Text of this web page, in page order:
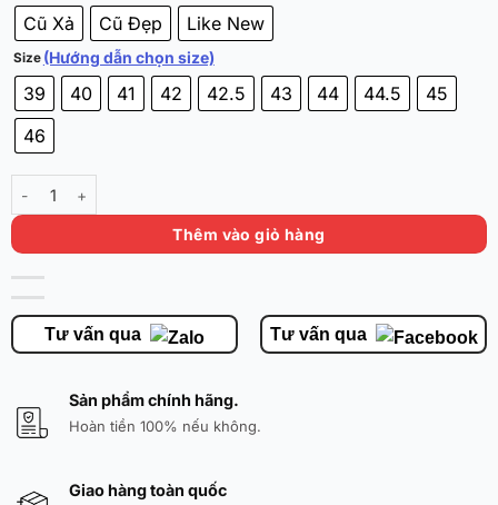
Cũ Xả Cũ Đẹp Like New
Size (Hướng dẫn chọn size)
39 40 41 42 42.5 43 44 44.5
45
46
Serious Player Only Ranger 'HQU' - Đã Qua Sử Dụng - Chính Hãng số
Thêm vào giỏ hàng
Tư vấn qua Tư vấn qua
Sản phẩm chính hãng.
Hoàn tiền 100% nếu không.
Giao hàng toàn quốc